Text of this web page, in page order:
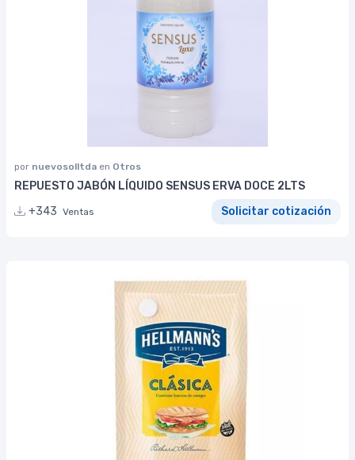
por nuevosolltda en Otros
REPUESTO JABÓN LÍQUIDO SENSUS ERVA DOCE 2LTS
+343 Ventas Solicitar cotización